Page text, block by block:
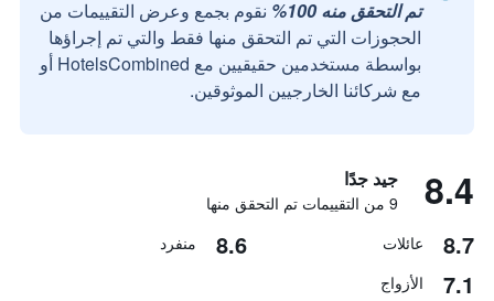
تم التحقق منه 100%
نقوم بجمع وعرض التقييمات من
الحجوزات التي تم التحقق منها فقط والتي تم إجراؤها
بواسطة مستخدمين حقيقيين مع HotelsCombined أو
مع شركائنا الخارجيين الموثوقين.
8.4 جيد جدًا
9 من التقييمات تم التحقق منها
8.7 عائلات 8.6 منفرد
7.1 الأزواج